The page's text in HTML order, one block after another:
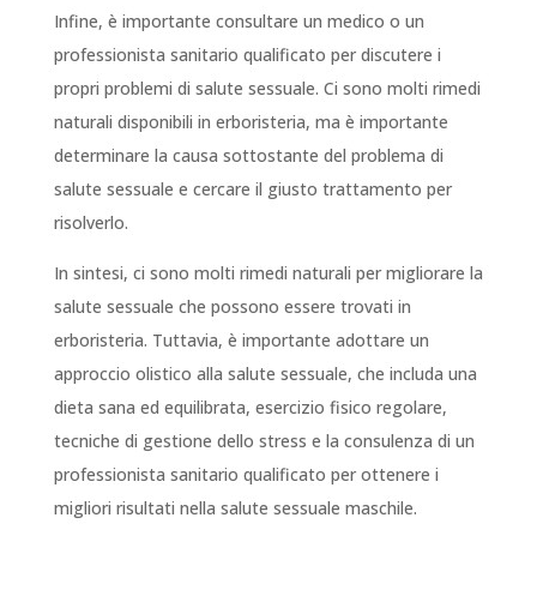
Infine, è importante consultare un medico o un
professionista sanitario qualificato per discutere i
propri problemi di salute sessuale. Ci sono molti rimedi
naturali disponibili in erboristeria, ma è importante
determinare la causa sottostante del problema di
salute sessuale e cercare il giusto trattamento per
risolverlo.
In sintesi, ci sono molti rimedi naturali per migliorare la
salute sessuale che possono essere trovati in
erboristeria. Tuttavia, è importante adottare un
approccio olistico alla salute sessuale, che includa una
dieta sana ed equilibrata, esercizio fisico regolare,
tecniche di gestione dello stress e la consulenza di un
professionista sanitario qualificato per ottenere i
migliori risultati nella salute sessuale maschile.